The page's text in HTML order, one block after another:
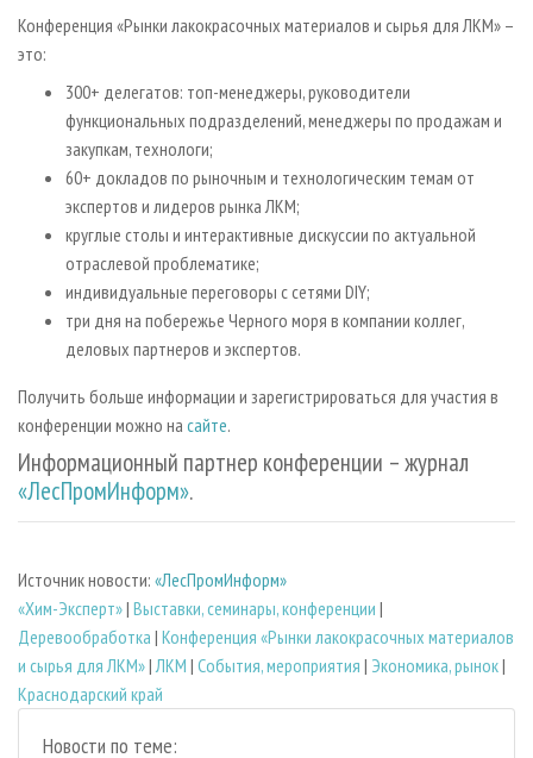
Конференция «Рынки лакокрасочных материалов и сырья для ЛКМ» –
это:
300+ делегатов: топ-менеджеры, руководители
функциональных подразделений, менеджеры по продажам и
закупкам, технологи;
60+ докладов по рыночным и технологическим темам от
экспертов и лидеров рынка ЛКМ;
круглые столы и интерактивные дискуссии по актуальной
отраслевой проблематике;
индивидуальные переговоры с сетями DIY;
три дня на побережье Черного моря в компании коллег,
деловых партнеров и экспертов.
Получить больше информации и зарегистрироваться для участия в
конференции можно на сайте.
Информационный партнер конференции – журнал
«ЛесПромИнформ».
Источник новости: «ЛесПромИнформ»
«Хим-Эксперт»| Выставки, семинары, конференции |
Деревообработка | Конференция «Рынки лакокрасочных материалов
и сырья для ЛКМ»|ЛКМ | События, мероприятия | Экономика, рынок|
Краснодарский край
Новости по теме: